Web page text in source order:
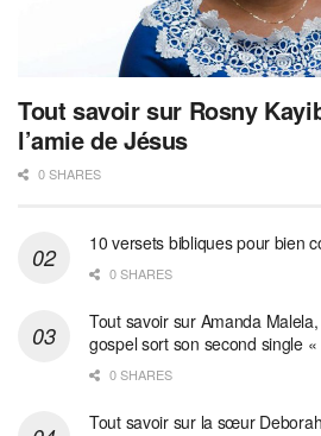
Tout savoir sur Rosny
l’amie de Jésus
0 SHARES
10 versets bibliques pour bien
0 SHARES
Tout savoir sur Amanda
gospel sort son second single
0 SHARES
Tout savoir sur la sœur